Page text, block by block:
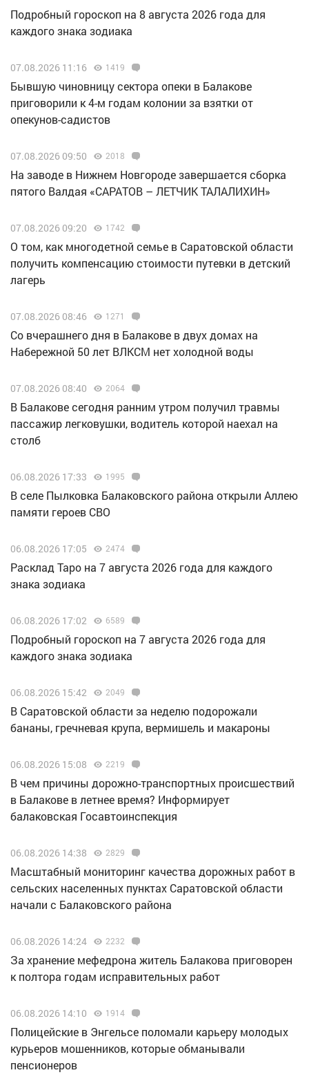
Подробный гороскоп на 8 августа 2026 года для
каждого знака зодиака
07.08.2026 11:16 1419
Бывшую чиновницу сектора опеки в Балакове
приговорили к 4-м годам колонии за взятки от
опекунов-садистов
07.08.2026 09:50 2018
Н️а заводе в Нижнем Новгороде завершается сборка
пятого Валдая «САРАТОВ – ЛЕТЧИК ТАЛАЛИХИН»
07.08.2026 09:20 1742
О том, как многодетной семье в Саратовской области
получить компенсацию стоимости путевки в детский
лагерь
07.08.2026 08:46 1271
Со вчерашнего дня в Балакове в двух домах на
Набережной 50 лет ВЛКСМ нет холодной воды
07.08.2026 08:40 2064
В Балакове сегодня ранним утром получил травмы
пассажир легковушки, водитель которой наехал на
столб
06.08.2026 17:33 1995
В селе Пылковка Балаковского района открыли Аллею
памяти героев СВО
06.08.2026 17:05 2474
Расклад Таро на 7 августа 2026 года для каждого
знака зодиака
06.08.2026 17:02 6589
Подробный гороскоп на 7 августа 2026 года для
каждого знака зодиака
06.08.2026 15:42 2049
В Саратовской области за неделю подорожали
бананы, гречневая крупа, вермишель и макароны
06.08.2026 15:08 2219
В чем причины дорожно-транспортных происшествий
в Балакове в летнее время? Информирует
балаковская Госавтоинспекция
06.08.2026 14:38 2829
Масштабный мониторинг качества дорожных работ в
сельских населенных пунктах Саратовской области
начали с Балаковского района
06.08.2026 14:24 2232
За хранение мефедрона житель Балакова приговорен
к полтора годам исправительных работ
06.08.2026 14:10 1914
Полицейские в Энгельсе поломали карьеру молодых
курьеров мошенников, которые обманывали
пенсионеров